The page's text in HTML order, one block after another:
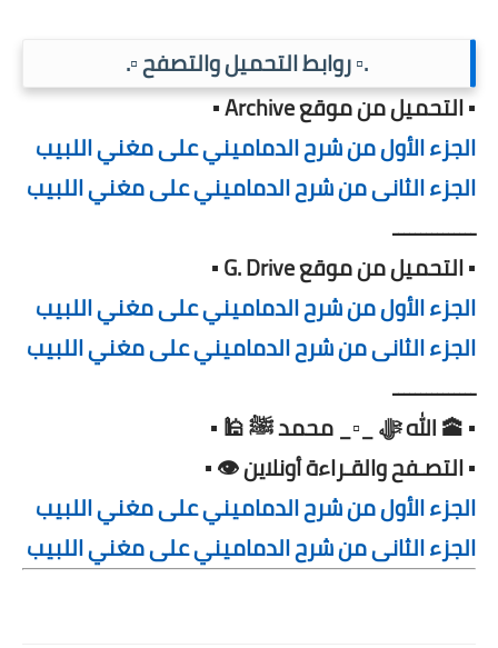
.▫️ روابط التحميل والتصفح ▫️.
▪️ التحميل من موقع Archive ▪️
الجزء الأول من شرح الدماميني على مغني اللبيب
الجزء الثانى من شرح الدماميني على مغني اللبيب
ـــــــــــــــ
▪️ التحميل من موقع G. Drive ▪️
الجزء الأول من شرح الدماميني على مغني اللبيب
الجزء الثانى من شرح الدماميني على مغني اللبيب
ـــــــــــــــ
▪️ 🕋 الله ﷻ _▫️_ محمد ﷺ 🕌 ▪️
▪️ التصـفح والقـراءة أونلاين 👁️ ▪️
الجزء الأول من شرح الدماميني على مغني اللبيب
الجزء الثانى من شرح الدماميني على مغني اللبيب